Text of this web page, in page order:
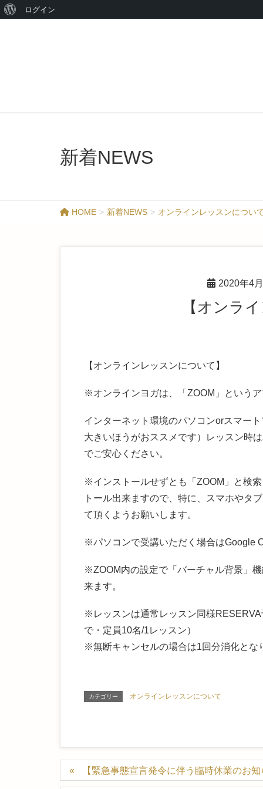
ログイン
新着NEWS
HOME 新着NEWS オンラインレッスンについて
2020年4
【オン
【オンラインレッスンについて】
※オンラインヨガは、「ZOOM」という
インターネット環境のパソコンorスマー
大きいほうがおススメです）レッスン時
でご安心ください。
※インストールせずとも「ZOOM」と検
トール出来ますので、特に、
スマホやタ
て頂くようお願いします。
※パソコンで受講いただく場合はGoogle
※ZOOM内の設定で「バーチャル背景」
来ます。
※レッスンは通常レッスン同様RESERVA
で・定員10名/1レッス ン）
※無断キャンセルの場合は1回分消化とな
カテゴリー オンラインレッスンについて
【緊急事態宣言発令に伴う臨時休業のお知